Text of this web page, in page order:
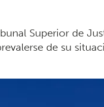
Superior de
de su